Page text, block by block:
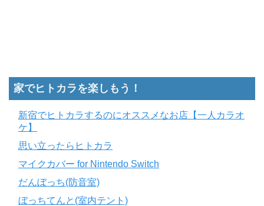
家でヒトカラを楽しもう！
新宿でヒトカラするのにオススメなお店【一人カラオ
ケ】
思い立ったらヒトカラ
マイクカバー for Nintendo Switch
だんぼっち(防音室)
ぼっちてんと(室内テント)